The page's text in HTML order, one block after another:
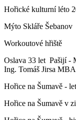
Hořické kulturní léto
Mýto Skláře Šebanov
Workoutové hřiště
Oslava 33 let Pašijí -
Ing. Tomáš Jirsa MBA
Hořice na Šumavě -
Hořice na Šumavě v